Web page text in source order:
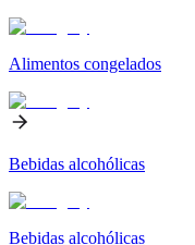
Alimentos congelados
Bebidas alcohólicas
Bebidas alcohólicas